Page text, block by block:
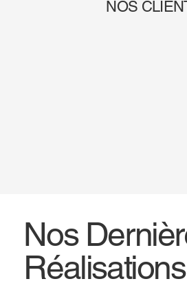
NOS
Nos